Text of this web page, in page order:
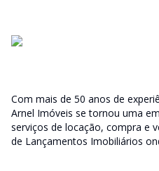
Com mais de 50 anos de
Arnel Imóveis se tornou uma
serviços de locação, compra e
de Lançamentos Imobiliários